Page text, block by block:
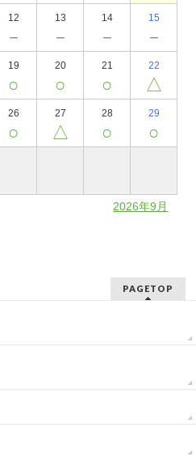
12
－
13
－
14
－
15
－
19
○
20
○
21
○
22
△
26
○
27
△
28
○
29
○
2026年9月
PAGETOP